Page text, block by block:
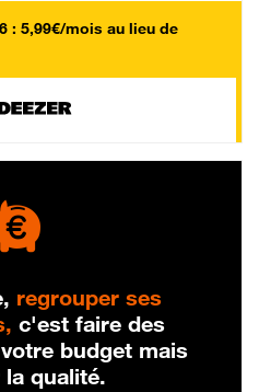
: 5,99€/mois au lieu de
regrouper ses
c'est faire des
budget mais
qualité.